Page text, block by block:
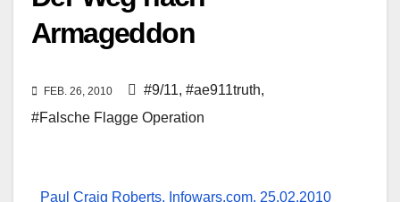
Armageddon
FEB. 26, 2010 #9/11, #ae911truth,
#Falsche Flagge Operation
Paul Craig Roberts, Infowars.com, 25.02.2010